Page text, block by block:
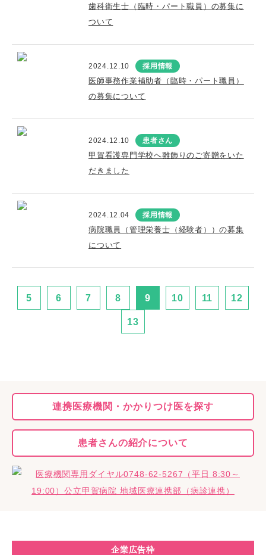
歯科衛生士（臨時・パート職員）の募集に
ついて
2024.12.10 採用情報
医師事務作業補助者（臨時・パート職員）
の募集について
2024.12.10 患者さん
甲賀看護専門学校へ雛飾りのご寄贈をいた
だきました
2024.12.04 採用情報
病院職員（管理栄養士（経験者））の募集
について
5 6 7 8 9 10 11 12
13
連携医療機関・かかりつけ医を探す
患者さんの紹介について
企業広告枠